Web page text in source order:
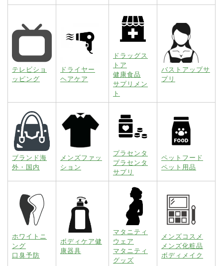
テレビショ
ッピング
ドライヤー
ヘアケア
ドラッグス
トア
健康食品
サプリメン
ト
バストアップサ
プリ
ブランド海
外・国内
メンズファッ
ション
プラセンタ
プラセンタ
サプリ
ペットフード
ペット用品
ホワイトニ
ング
口臭予防
ボディケア健
康器具
マタニティ
ウェア
マタニティ
グッズ
メンズコスメ
メンズ化粧品
ボディメイク